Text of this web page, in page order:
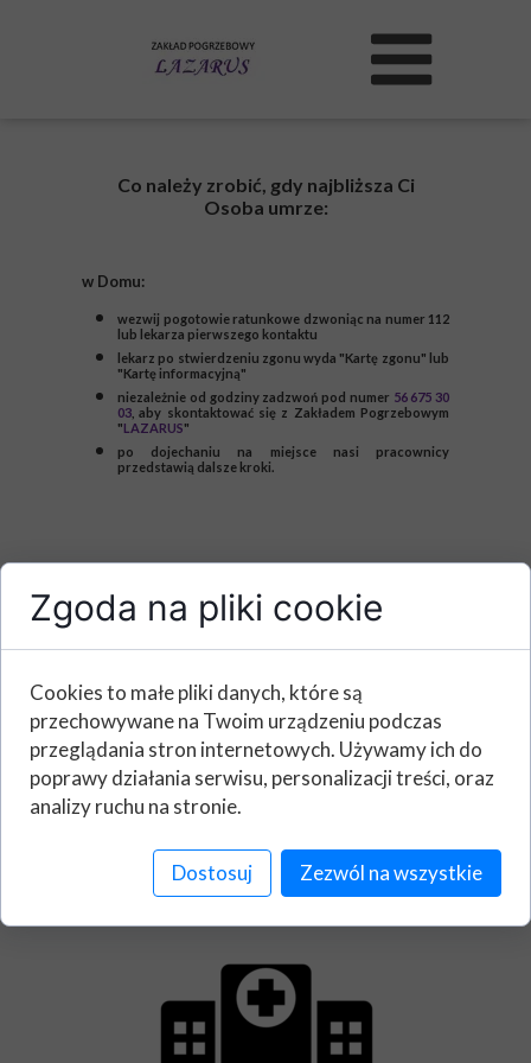
w Szpitalu, Hospicjum, DPS lub w ZOL:
zadzwoń pod numer56 675 30 03lub udaj się do biura
Zakładu Pogrzebowego "LAZARUS
" mieszczącego się
przy ulicy Chełmińskiej 1 w Chełmży
obowiązujących w danej placówce, dotyczące
odbioru Osoby Zmarłej.
w Domu:
wezwij pogotowie ratunkowe dzwoniąc na numer 112
lub lekarza pierwszego kontaktu
lekarz po stwierdzeniu zgonu wyda "Kartę zgonu" lub
"Kartę informacyjną"
niezależnie od godziny zadzwoń pod numer 56 675 30
03 , aby skontaktować się z Zakładem Pogrzebowym
"LAZARUS"
po dojechaniu na miejsce nasi pracownicy
przedstawią dalsze kroki.
Co należy zrobić, gdy najbliższa Ci
Osoba umrze:
Zgoda na pliki cookie
Cookies to małe pliki danych, które są
przechowywane na Twoim urządzeniu podczas
przeglądania stron internetowych. Używamy ich do
poprawy działania serwisu, personalizacji treści, oraz
analizy ruchu na stronie.
Dostosuj Zezwól na wszystkie